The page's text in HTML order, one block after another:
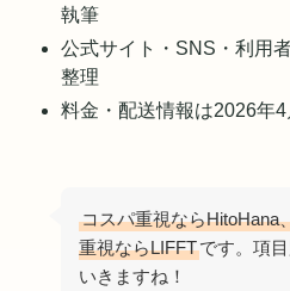
執筆
公式サイト・SNS・利用
整理
料金・配送情報は2026年
コスパ重視ならHitoHana
重視ならLIFFTです。項
いきますね！